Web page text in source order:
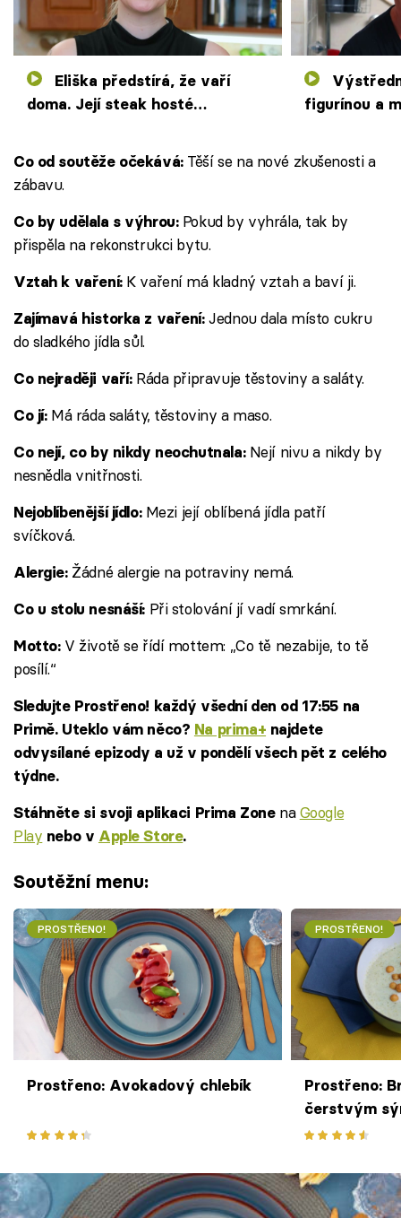
doma. Její steak hosté
figurínou a
Co od soutěže očekává:Těší se na nové zkušenosti a
zábavu.
Co by udělala s výhrou:Pokud by vyhrála, tak by
přispěla na rekonstrukci bytu.
Vztah k vaření:K vaření má kladný vztah a baví ji.
Zajímavá historka z vaření:Jednou dala místo cukru
do sladkého jídla sůl.
Co nejraději vaří:Ráda připravuje těstoviny a saláty.
Co jí:Má ráda saláty, těstoviny a maso.
Co nejí, co by nikdy neochutnala:Nejí nivu a nikdy by
nesnědla vnitřnosti.
Nejoblíbenější jídlo:Mezi její oblíbená jídla patří
svíčková.
Alergie:Žádné alergie na potraviny nemá.
Co u stolu nesnáší:Při stolování jí vadí smrkání.
Motto:V životě se řídí mottem: „Co tě nezabije, to tě
posílí.“
Sledujte Prostřeno! každý všední den od 17:55 na
Primě. Uteklo vám něco? Na prima+ najdete
odvysílané epizody a už v pondělí všech pět z celého
týdne.
Stáhněte si svoji aplikaci Prima Zone naGoogle
Play nebo v Apple Store.
Soutěžní menu:
PROSTŘENO!
Prostřeno: Avokadový chlebík
PROSTŘENO!
Prostřeno:
čerstvým